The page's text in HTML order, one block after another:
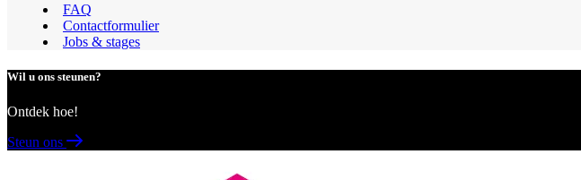
FAQ
Contactformulier
Jobs & stages
Wil u ons steunen?
Ontdek hoe!
Steun ons